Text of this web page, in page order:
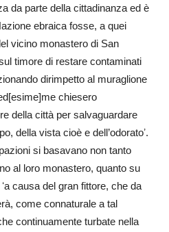
da parte della cittadinanza ed è
ebraica fosse, a quei
vicino monastero di San
timore di restare contaminati
dirimpetto al muraglione
chiesero
della città per salvaguardare
della vista cioè e dell’odoratoʼ.
si basavano non tanto
al loro monastero, quanto su
causa del gran fittore, che da
come connaturale a tal
continuamente turbate nella